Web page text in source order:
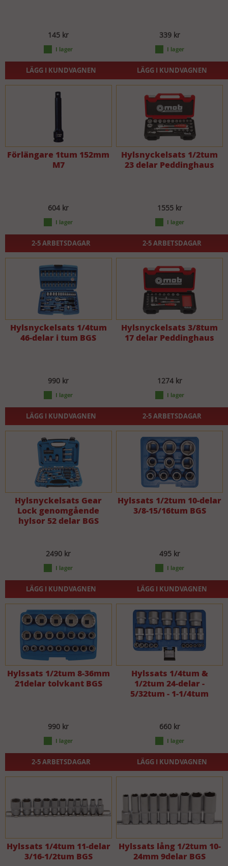
145 kr
LÄGG I KUNDVAGNEN
339 kr
LÄGG I KUNDVAGNEN
Förlängare 1tum 152mm
M7
604 kr
2-5 ARBETSDAGAR
Hylsnyckelsats 1/2tum
23 delar Peddinghaus
1555 kr
2-5 ARBETSDAGAR
Hylsnyckelsats 1/4tum
46-delar i tum BGS
990 kr
LÄGG I KUNDVAGNEN
Hylsnyckelsats 3/8tum
17 delar Peddinghaus
1274 kr
2-5 ARBETSDAGAR
Hylsnyckelsats Gear
Lock genomgående
hylsor 52 delar BGS
2490 kr
LÄGG I KUNDVAGNEN
Hylssats 1/2tum 10-delar
3/8-15/16tum BGS
495 kr
LÄGG I KUNDVAGNEN
Hylssats 1/2tum 8-36mm
21delar tolvkant BGS
990 kr
2-5 ARBETSDAGAR
Hylssats 1/4tum &
1/2tum 24-delar -
5/32tum - 1-1/4tum
660 kr
LÄGG I KUNDVAGNEN
Hylssats 1/4tum 11-delar
3/16-1/2tum BGS
Hylssats lång 1/2tum 10-
24mm 9delar BGS